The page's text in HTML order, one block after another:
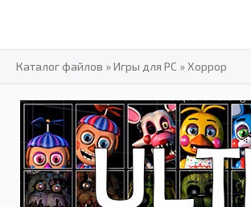
Каталог файлов »Игры для PC »Хоррор